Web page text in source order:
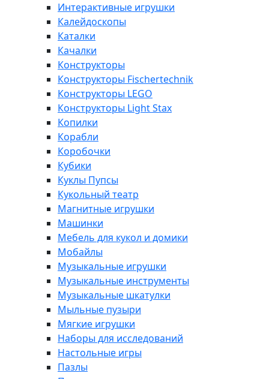
Интерактивные игрушки
Калейдоскопы
Каталки
Качалки
Конструкторы
Конструкторы Fisсhertechnik
Конструкторы LEGO
Конструкторы Light Stax
Копилки
Корабли
Коробочки
Кубики
Куклы Пупсы
Кукольный театр
Магнитные игрушки
Машинки
Мебель для кукол и домики
Мобайлы
Музыкальные игрушки
Музыкальные инструменты
Музыкальные шкатулки
Мыльные пузыри
Мягкие игрушки
Наборы для исследований
Настольные игры
Пазлы